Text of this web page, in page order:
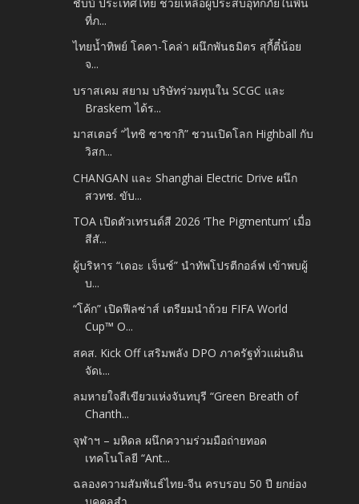
ที่ภ...
ไทยน้ำทิพย์ โคคา-โคล่า ผนึกพันธมิตร สุกี้ตี๋น้อย
จ...
บราสเคม สยาม บริษัทร่วมทุนใน SCGC และ
Braskem ได้ร...
มาสเตอร์ “ไทชิ ซาซากิ” ชวนเปิดโลก Highball กับ
วิสก...
CHANGAN และ Shanghai Electric Drive ผนึก
สวทช. ขับ...
TOA เปิดตัวเทรนด์สี 2026 ‘The Pigmentum’ เมื่อ
สีสั...
ผู้บริหาร “เดอะ เจ็นซ์” นำทัพโปรตีกอล์ฟ เข้าพบผู้
บ...
“โค้ก” เปิดฟีลซ่าส์ เตรียมนำถ้วย FIFA World
Cup™ O...
สคส. Kick Off เสริมพลัง DPO ภาครัฐทั่วแผ่นดิน
จัดเ...
ลมหายใจสีเขียวแห่งจันทบุรี “Green Breath of
Chanth...
จุฬาฯ – มหิดล ผนึกความร่วมมือถ่ายทอด
เทคโนโลยี “Ant...
ฉลองความสัมพันธ์ไทย-จีน ครบรอบ 50 ปี ยกย่อง